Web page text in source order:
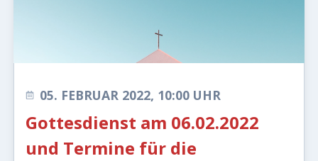
05. FEBRUAR 2022, 10:00 UHR
Gottesdienst am 06.02.2022
und Termine für die